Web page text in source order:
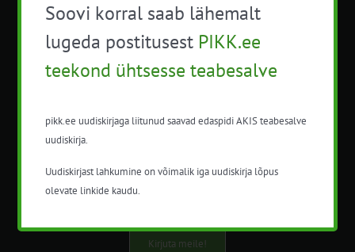
METK NÕUANDETEENISTUS
Nõuandeteenistuse nimetuse alt
nõustamisteenuseid.
info@pikk.ee
Kirjuta meile!
Soovi korral saab lähemalt
lugeda postitusest PIKK.ee
teekond ühtsesse teabesalve
pikk.ee uudiskirjaga liitunud saavad edaspidi AKIS teabesalve
uudiskirja.
Uudiskirjast lahkumine on võimalik iga uudiskirja lõpus
olevate linkide kaudu.